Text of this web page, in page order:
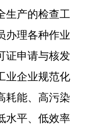
生产的检查工
办理各种作业
证申请与核发
业企业规范化
耗能、高污染
水平、低效率